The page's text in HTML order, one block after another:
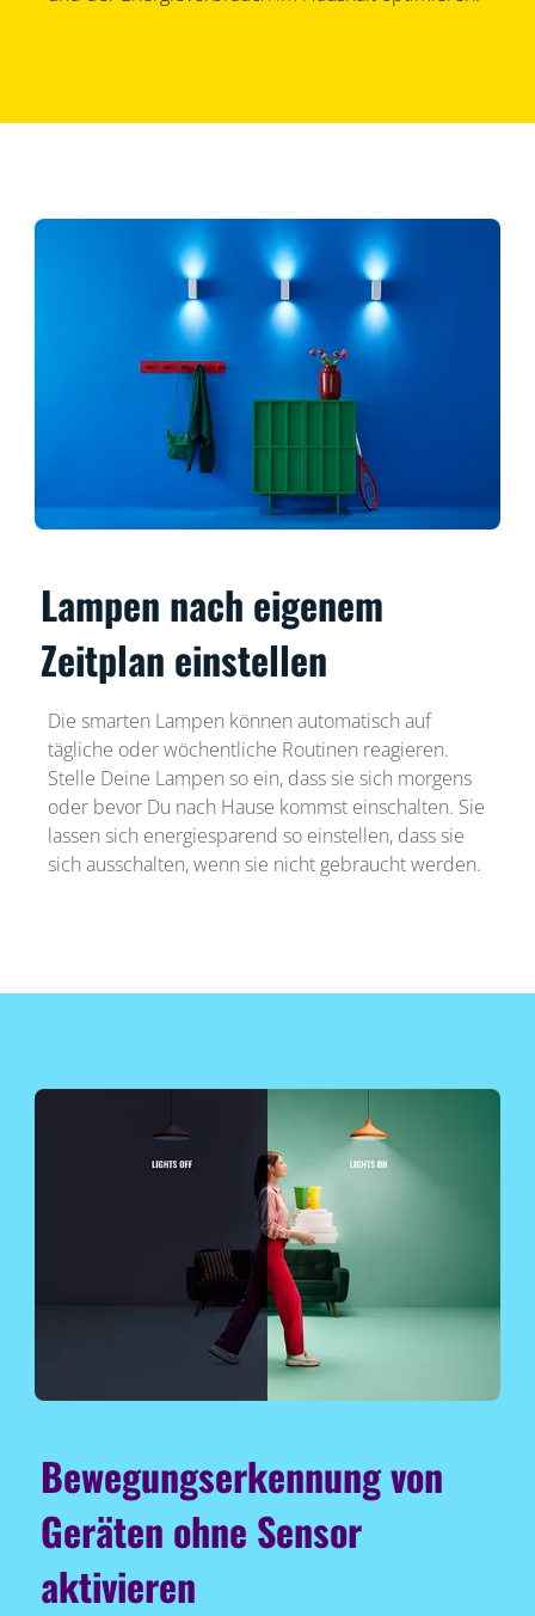
Lampen nach eigenem
Zeitplan einstellen
Die smarten Lampen können automatisch auf
tägliche oder wöchentliche Routinen reagieren.
Stelle Deine Lampen so ein, dass sie sich morgens
oder bevor Du nach Hause kommst einschalten. Sie
lassen sich energiesparend so einstellen, dass sie
sich ausschalten, wenn sie nicht gebraucht werden.
Bewegungserkennung von
Geräten ohne Sensor
aktivieren